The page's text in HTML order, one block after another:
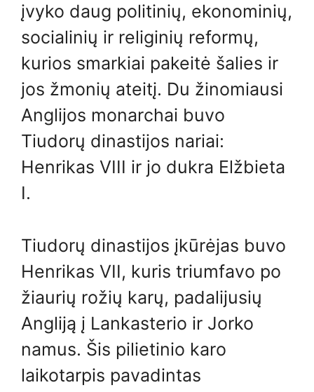
įvyko daug politinių, ekonominių,
socialinių ir religinių reformų,
kurios smarkiai pakeitė šalies ir
jos žmonių ateitį. Du žinomiausi
Anglijos monarchai buvo
Tiudorų dinastijos nariai:
Henrikas VIII ir jo dukra Elžbieta
I.
Tiudorų dinastijos įkūrėjas buvo
Henrikas VII, kuris triumfavo po
žiaurių rožių karų, padalijusių
Angliją į Lankasterio ir Jorko
namus. Šis pilietinio karo
laikotarpis pavadintas